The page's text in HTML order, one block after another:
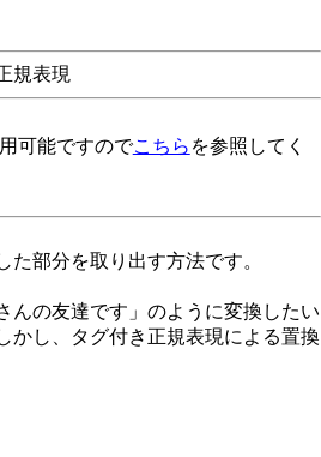
規表現
可能ですのでこちら を参照してく
部分を取り出す方法です。
の友達です」のように変換したい
かし、タグ付き正規表現による置換